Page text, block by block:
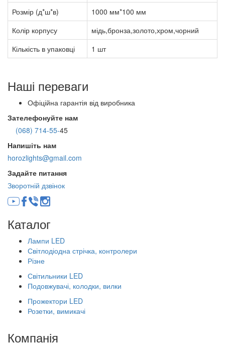
Розмір (д*ш*в)
1000 мм*100 мм
Колір корпусу
мідь,бронза,золото,хром,чорний
Кількість в упаковці
1 шт
Наші переваги
Офіційна гарантія від виробника
Зателефонуйте нам
(068) 714-55-45
Напишіть нам
horozlights@gmail.com
Задайте питання
Зворотній дзвінок
Каталог
Лампи LED
Світлодіодна стрічка, контролери
Різне
Світильники LED
Подовжувачі, колодки, вилки
Прожектори LED
Розетки, вимикачі
Компанія